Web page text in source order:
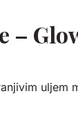
–
uljem